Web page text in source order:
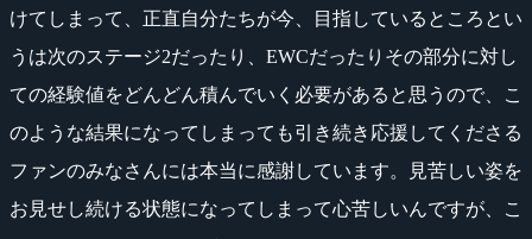
けてしまって、正直自分たちが今、目指しているところとい
うは次のステージ2だったり、EWCだったりその部分に対し
ての経験値をどんどん積んでいく必要があると思うので、こ
のような結果になってしまっても引き続き応援してくださる
ファンのみなさんには本当に感謝しています。見苦しい姿を
お見せし続ける状態になってしまって心苦しいんですが、こ